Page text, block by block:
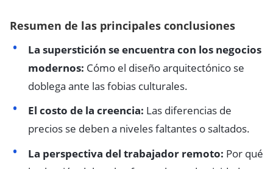
Resumen de las principales conclusiones
La superstición se encuentra con los negocios
modernos: Cómo el diseño arquitectónico se
doblega ante las fobias culturales.
El costo de la creencia: Las diferencias de
precios se deben a niveles faltantes o saltados.
La perspectiva del trabajador remoto: Por qué